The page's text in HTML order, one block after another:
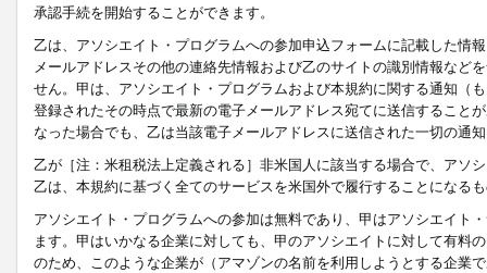
承認手続を開始することができます。
乙は、アソシエイト・プログラムへの参加申込フォームに記載した情
メールアドレスその他の連絡先情報および乙のサイトの識別情報など
せん。甲は、アソシエイト・プログラムおよび本規約に関する通知（
登録されたその時点で最新の電子メールアドレス宛てに送信すること
なった場合でも、乙は当該電子メールアドレスに送信された一切の通
乙が［注：米租税法上定義される］非米国人に該当する場合で、アソ
乙は、本規約に基づく全てのサービスを米国外で履行することになる
アソシエイト・プログラムへの参加は無料であり、甲はアソシエイト
ます。甲はいかなる企業に対しても、甲のアソシエイトに対して有料
のため、このような企業が（アマゾンの名前を利用しようとする企業